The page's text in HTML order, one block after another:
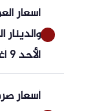
أسعار
الأحد 9 أغسطس 2026
أسعار